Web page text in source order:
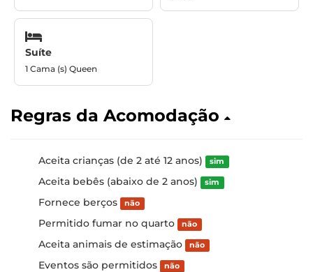
Suíte
1 Cama (s) Queen
Regras da Acomodação
Aceita crianças (de 2 até 12 anos) sim
Aceita bebês (abaixo de 2 anos) sim
Fornece berços não
Permitido fumar no quarto não
Aceita animais de estimação não
Eventos são permitidos não